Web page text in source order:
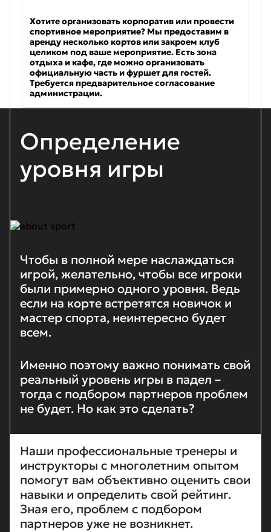
Хотите организовать корпоратив или провести
спортивное мероприятие? Мы предоставим в
аренду несколько кортов или закроем клуб
целиком под ваше мероприятие. Есть зона
отдыха и кафе, где можно организовать
официальную часть и фуршет для гостей.
Требуется предварительное согласование
администрации.
Определение
уровня игры
Чтобы в полной мере наслаждаться
игрой, желательно, чтобы все игроки
были примерно одного уровня. Ведь
если на корте встретятся новичок и
мастер спорта, неинтересно будет
всем.
Именно поэтому важно понимать свой
реальный уровень игры в падел –
тогда с подбором партнеров проблем
не будет. Но как это сделать?
Наши профессиональные тренеры и
инструкторы с многолетним опытом
помогут вам объективно оценить свои
навыки и определить свой рейтинг.
Зная его, проблем с подбором
партнеров уже не возникнет.